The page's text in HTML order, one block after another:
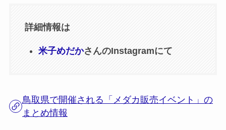
詳細情報は
米子めだかさんのInstagramにて
鳥取県で開催される「メダカ販売イベント」の
まとめ情報